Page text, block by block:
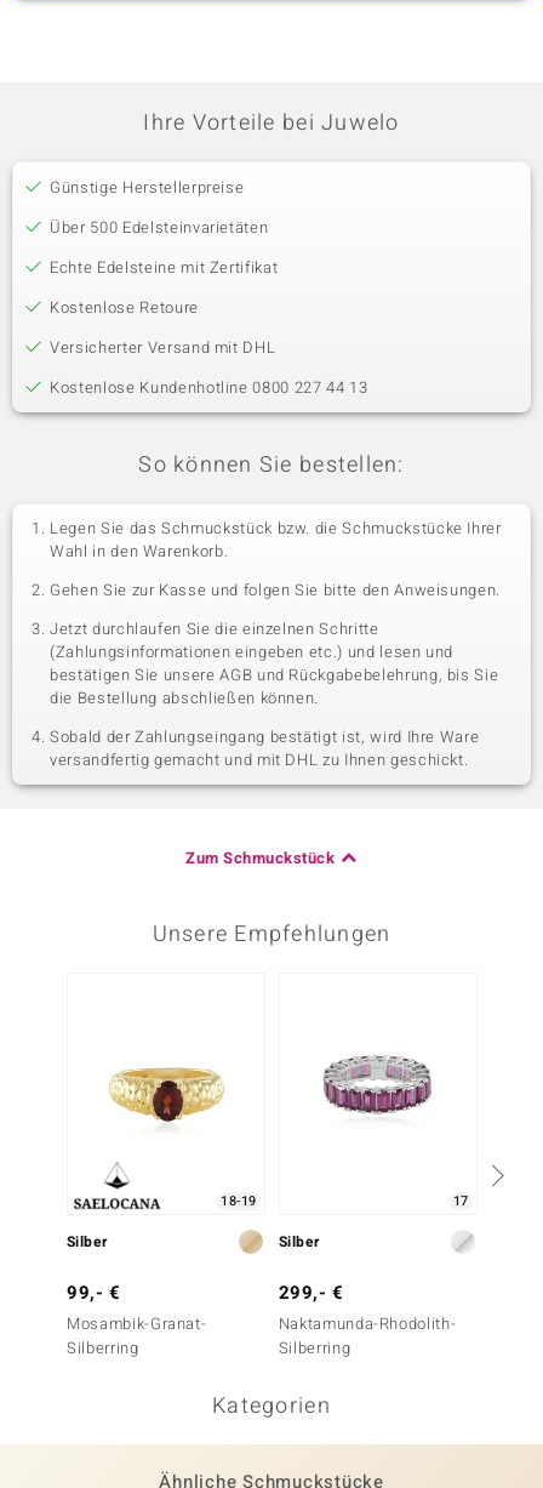
Ihre Vorteile bei Juwelo
Günstige Herstellerpreise
Über 500 Edelsteinvarietäten
Echte Edelsteine mit Zertifikat
Kostenlose Retoure
Versicherter Versand mit DHL
Kostenlose Kundenhotline 0800 227 44 13
So können Sie bestellen:
Legen Sie das Schmuckstück bzw. die Schmuckstücke Ihrer
Wahl in den Warenkorb.
Gehen Sie zur Kasse und folgen Sie bitte den Anweisungen.
Jetzt durchlaufen Sie die einzelnen Schritte
(Zahlungsinformationen eingeben etc.) und lesen und
bestätigen Sie unsere AGB und Rückgabebelehrung, bis Sie
die Bestellung abschließen können.
Sobald der Zahlungseingang bestätigt ist, wird Ihre Ware
versandfertig gemacht und mit DHL zu Ihnen geschickt.
Zum Schmuckstück
Unsere Empfehlungen
18-19
Silber
99,- €
Mosambik-Granat-
Silberring
17
Silber
299,- €
Naktamunda-Rhodolith-
Silberring
Kategorien
Ähnliche Schmuckstücke